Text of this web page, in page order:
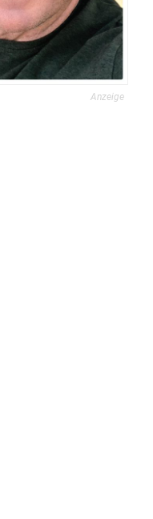
Anzeige